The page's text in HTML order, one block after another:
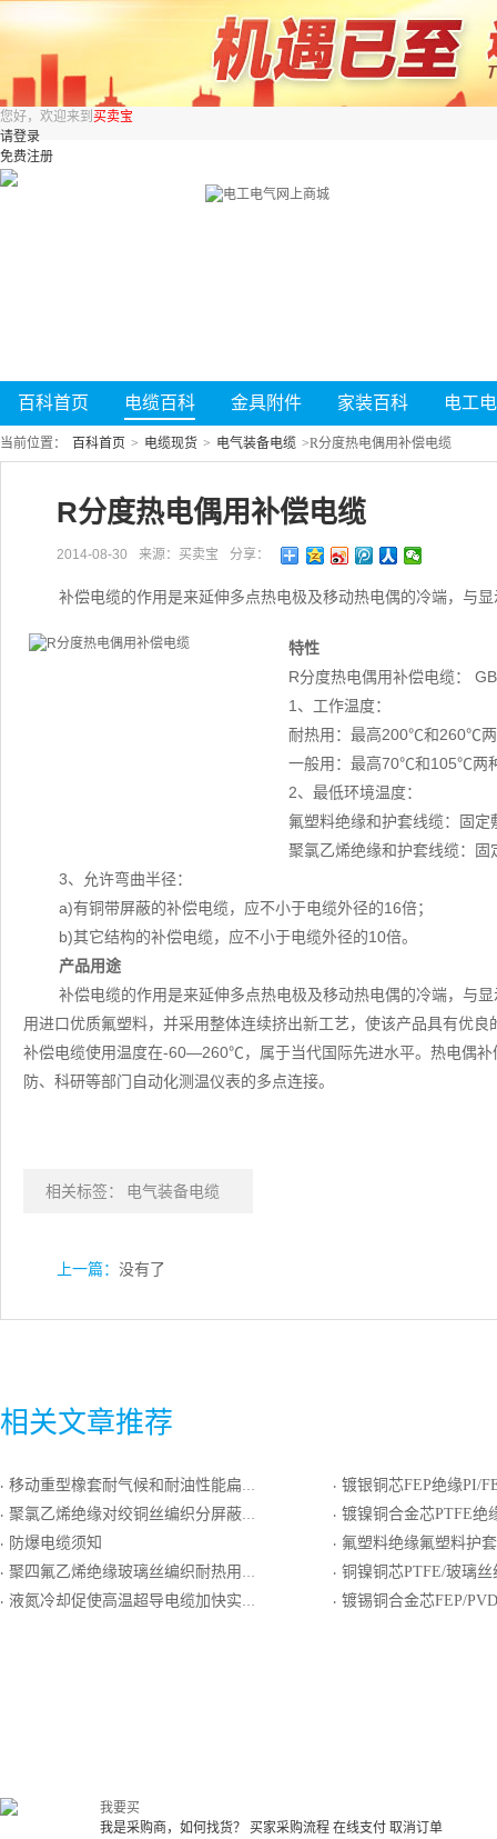
您好，欢迎来到 买卖宝
请登录
免费注册
百科首页 电缆百科 金具附件 家装百科 电工
当前位置： 百科首页 > 电缆现货 > 电气装备电缆 >R分度热电偶用补偿电缆
R分度热电偶用补偿电缆
2014-08-30 来源：买卖宝 分享：
补偿电缆的作用是来延伸多点热电极及移动热电偶的冷端，与
特性
R分度热电偶用补偿电缆：
1、工作温度：
耐热用：最高200℃和260℃
一般用：最高70℃和105℃两
2、最低环境温度：
氟塑料绝缘和护套线缆：固
聚氯乙烯绝缘和护套线缆：
3、允许弯曲半径：
a)有铜带屏蔽的补偿电缆，应不小于电缆外径的16倍；
b)其它结构的补偿电缆，应不小于电缆外径的10倍。
产品用途
补偿电缆的作用是来延伸多点热电极及移动热电偶的冷端，与
用进口优质氟塑料，并采用整体连续挤出新工艺，使该产品具有优
补偿电缆使用温度在-60—260℃，属于当代国际先进水平。热电偶
防、科研等部门自动化测温仪表的多点连接。
相关标签： 电气装备电缆
上一篇： 没有了
相关文章推荐
· 移动重型橡套耐气候和耐油性能扁形电缆
· 聚氯乙烯绝缘对绞铜丝编织分屏蔽和铜丝编织总屏蔽聚氯乙烯护套一般用精密级K分度热电偶用补偿电缆
· 防爆电缆须知
· 聚四氟乙烯绝缘玻璃丝编织耐热用精密级K分度热电偶用补偿导线
· 液氮冷却促使高温超导电缆加快实用性进程
· 镀银铜芯FEP绝缘PI/FEP复合带
· 镀镍铜合金芯PTFE绝缘PFA
· 氟塑料绝缘氟塑料护套镀锡铜丝编织总屏耐热用精密级
· 铜镍铜芯PTFE/玻璃丝组合绝缘镀镍圆
· 镀锡铜合金芯FEP/PVDE组合绝缘镀锡圆
我要买
我是采购商，如何找货？
买家采购流程 在线支付 取消订单